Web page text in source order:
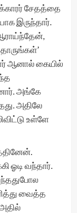
சேதத்தை
இருந்தார்.
ஆராய்ந்தேன்,
ஆனால் கையில்
அங்கே
அதிலே
உள்ளே
வந்தார்.
வைத்த